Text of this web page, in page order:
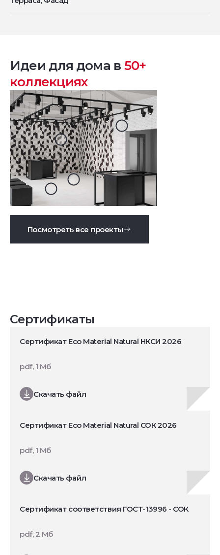
Идеи для дома в 50+
коллекциях
Посмотреть все проекты
Сертификаты
Сертификат Eco Material Natural НКСИ 2026
Скачать файл
pdf, 1 Мб
Сертификат Eco Material Natural СОК 2026
Скачать файл
pdf, 1 Мб
Сертификат соответствия ГОСТ-13996 - СОК
pdf, 2 Мб